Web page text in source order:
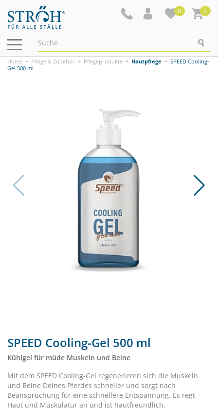
0 0
Navigation
ein-/ausblenden
Home Pflege & Zubehör Pflegeprodukte Hautpflege
SPEED Cooling-
Gel 500 ml
SPEED Cooling-Gel 500 ml
Kühlgel für müde Muskeln und Beine
Mit dem SPEED Cooling-Gel regenerieren sich die Muskeln
und Beine Deines Pferdes schneller und sorgt nach
Beanspruchung für eine schnellere Entspannung. Es regt
Haut und Muskulatur an und ist hautfreundlich.